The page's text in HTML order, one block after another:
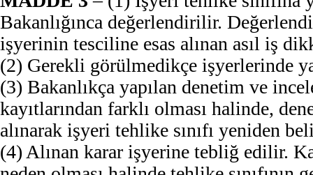
Bakanlığınca değerlendirilir.
işyerinin tesciline esas alınan asıl iş
(2) Gerekli görülmedikçe işyerlerinde
(3) Bakanlıkça yapılan denetim ve
kayıtlarından farklı olması halinde,
alınarak işyeri tehlike sınıfı yeniden
(4) Alınan karar işyerine tebliğ edilir.